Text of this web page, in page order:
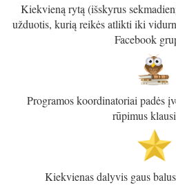
Kiekvieną rytą (išskyrus
užduotis, kurią reikės atlikti iki
Facebook
Programos koordinatoriai padės
rūpimus
Kiekvienas dalyvis gaus